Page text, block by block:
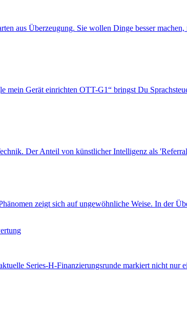
aus Überzeugung. Sie wollen Dinge besser
Gerät einrichten OTT-G1“ bringst Du
Der Anteil von künstlicher Intelligenz als
zeigt sich auf ungewöhnliche Weise. In der
Series-H-Finanzierungsrunde markiert nicht nur